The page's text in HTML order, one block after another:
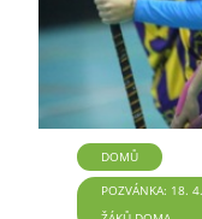
DOMŮ
POZVÁNKA: 18.